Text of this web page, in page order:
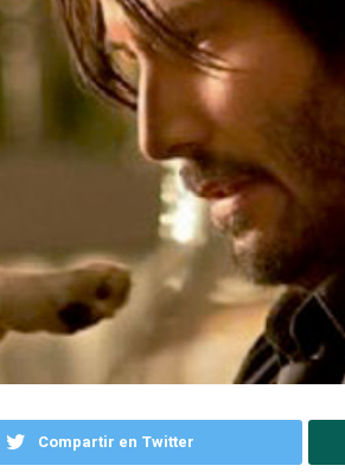
Compartir en Twitter